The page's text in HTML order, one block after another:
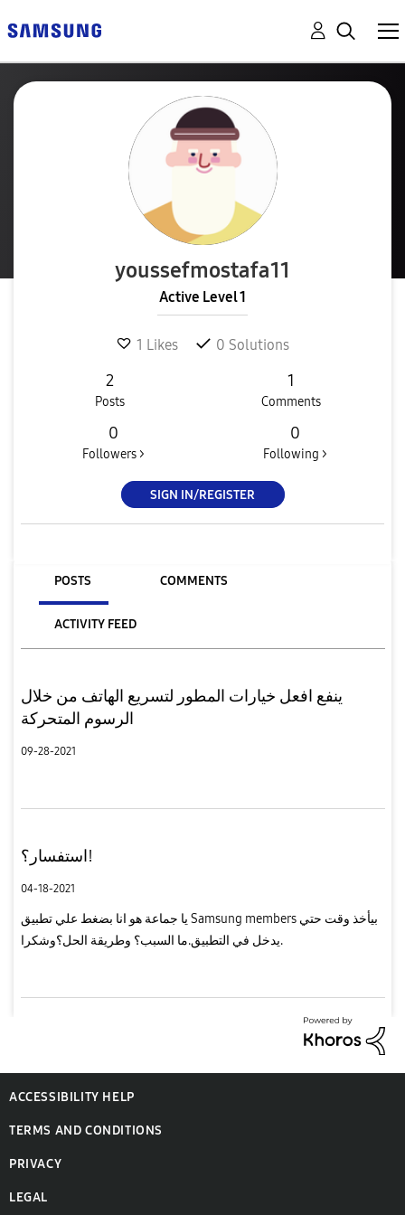
youssefmostafa11
Active Level 1
1 Likes 0 Solutions
2
Posts
1
Comments
0
Followers >
0
Following >
SIGN IN/REGISTER
POSTS COMMENTS
ACTIVITY FEED
ينفع افعل خيارات المطور لتسريع الهاتف من خلال
الرسوم المتحركة
09-28-2021
استفسار؟!
04-18-2021
يا جماعة هو انا بضغط علي تطبيق Samsung members بيأخذ وقت حتي
يدخل في التطبيق.ما السبب؟ وطريقة الحل؟وشكرا.
ACCESSIBILITY HELP
TERMS AND CONDITIONS
PRIVACY
LEGAL